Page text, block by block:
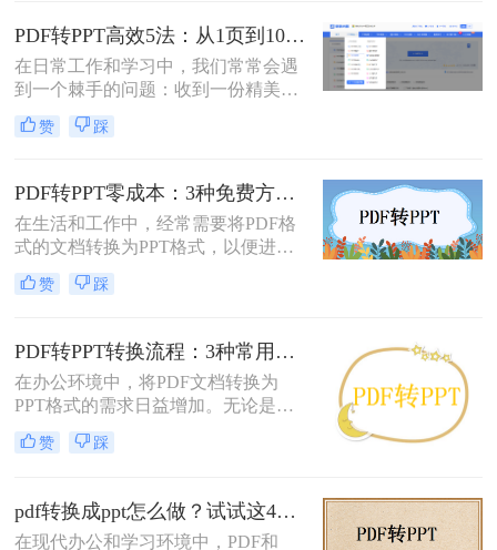
PDF转PPT高效5法：从1页到100页，方法选择差异很大！
在日常工作和学习中，我们常常会遇
到一个棘手的问题：收到一份精美的
PDF文件，却需要将其内容用于自己
的PPT演示文稿中。PDF因其格式固
它“只读”的特性也使其内容难以直接
编辑和复用。此时，将PDF转换为可
编辑的PPT就成了一个刚性需求。
赞 踩
PDF转PPT零成本：3种免费方案的实际效果和隐藏限制！
在生活和工作中，经常需要将PDF格
式的文档转换为PPT格式，以便进行
演示和讲解。然而，一些专业的PDF
转PPT软件可能需要付费购买。那么
介绍三种不需要花钱就能将PDF转换
成PPT的方法。
赞 踩
PDF转PPT转换流程：3种常用方法的速度和精度对比！
在办公环境中，将PDF文档转换为
PPT格式的需求日益增加。无论是为
了更好地展示信息，还是为了便于编
辑内容，掌握几种有效的PDF转PPT
怎么转换呢？本文将介绍三种常用的
方法来实现这一转换。
赞 踩
pdf转换成ppt怎么做？试试这4个转换方法！
在现代办公和学习环境中，PDF和